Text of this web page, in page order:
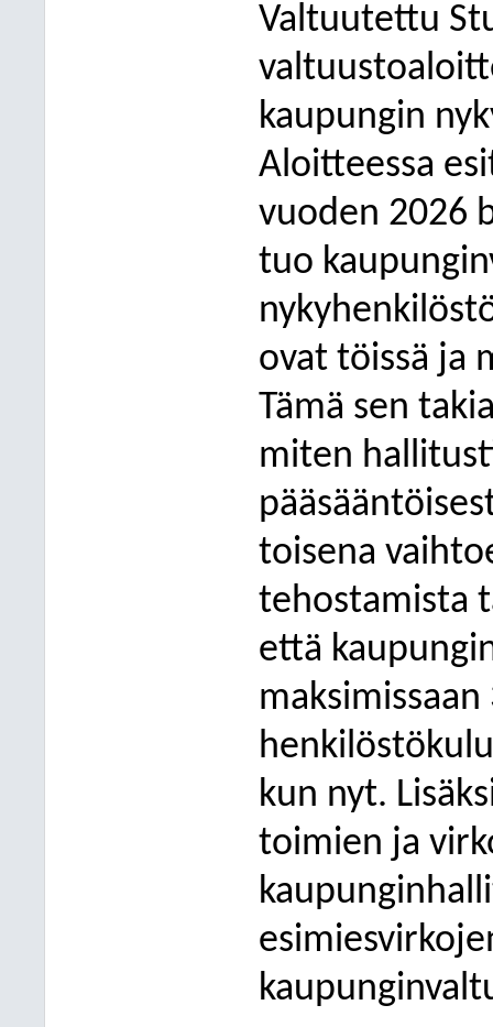
Valtuutettu
kaupungin
Aloitteessa
vuoden 2026
tuo
ovat töissä ja
Tämä sen
miten
toisena
tehostamista
että
kun nyt.
toimien ja